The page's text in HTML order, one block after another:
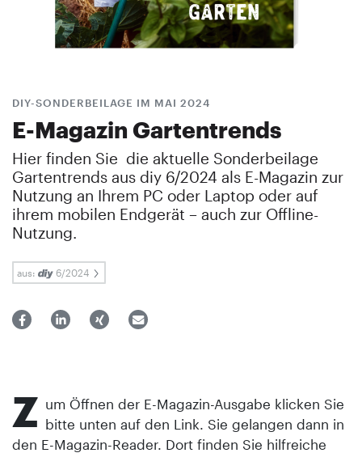
DIY-SONDERBEILAGE IM MAI 2024
E-Magazin Gartentrends
Hier finden Sie die aktuelle Sonderbeilage
Gartentrends aus diy 6/2024 als E-Magazin zur
Nutzung an Ihrem PC oder Laptop oder auf
ihrem mobilen Endgerät – auch zur Offline-
Nutzung.
aus: 6/2024
Z um Öffnen der E-Magazin-Ausgabe klicken Sie
bitte unten auf den Link. Sie gelangen dann in
den E-Magazin-Reader. Dort finden Sie hilfreiche